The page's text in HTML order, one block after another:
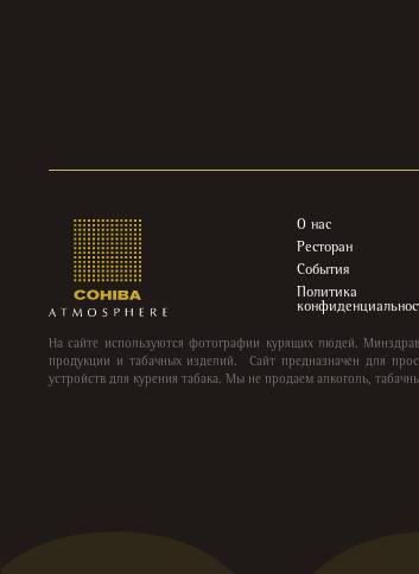
О нас
Ресторан
События
Политика
На сайте используются фотографии курящих людей.
продукции и табачных изделий. Сайт предназначен для
устройств для курения табака. Мы не продаем алкоголь,